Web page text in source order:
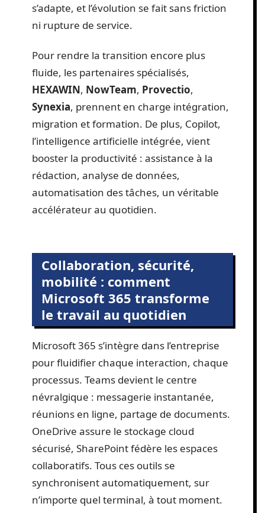
s’adapte, et l’évolution se fait sans friction
ni rupture de service.
Pour rendre la transition encore plus
fluide, les partenaires spécialisés,
HEXAWIN, NowTeam, Provectio,
Synexia, prennent en charge intégration,
migration et formation. De plus, Copilot,
l’intelligence artificielle intégrée, vient
booster la productivité : assistance à la
rédaction, analyse de données,
automatisation des tâches, un véritable
accélérateur au quotidien.
Collaboration, sécurité,
mobilité : comment
Microsoft 365 transforme
le travail au quotidien
Microsoft 365 s’intègre dans l’entreprise
pour fluidifier chaque interaction, chaque
processus. Teams devient le centre
névralgique : messagerie instantanée,
réunions en ligne, partage de documents.
OneDrive assure le stockage cloud
sécurisé, SharePoint fédère les espaces
collaboratifs. Tous ces outils se
synchronisent automatiquement, sur
n’importe quel terminal, à tout moment.